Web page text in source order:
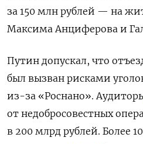
за 150 млн рублей — на
Максима Анциферова и
Путин допускал, что
был вызван рисками
из-за «Роснано».
от недобросовестных
в 200 млрд рублей. Более